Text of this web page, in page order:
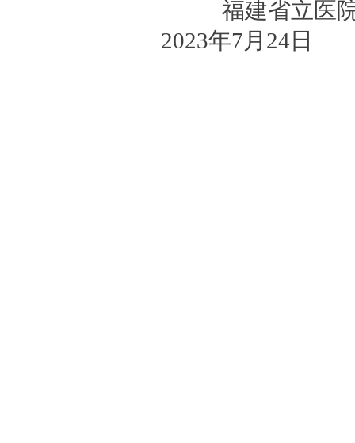
福建省立医
2023年7月 24 日